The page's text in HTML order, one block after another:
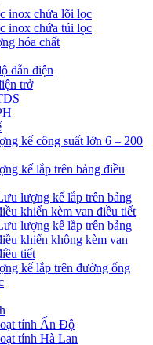
inox chứa lõi lọc
inox chứa túi lọc
hóa chất
dẫn điện
trở
kế công suất lớn 6 – 200
kế lắp trên bảng điều
lượng kế lắp trên bảng
khiển kèm van điều tiết
lượng kế lắp trên bảng
khiển không kèm van
tiết
kế lắp trên đường ống
tính Ấn Độ
tính Hà Lan